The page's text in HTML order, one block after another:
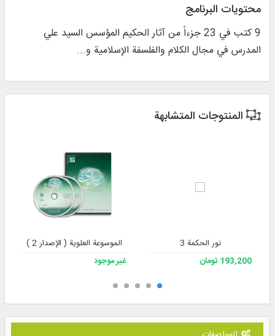
محتويات البرنامج
9 کتب في 23 جزءاً من آثار الحكيم المؤسس السيد علي
المدرس في مجال الکلام والفلسفة الإسلامية و...
المنتوجات المتشابهة
نور الحكمة 3
193,200 تومان
الموسوعة العلوية ( الإصدار 2 )
غير موجود